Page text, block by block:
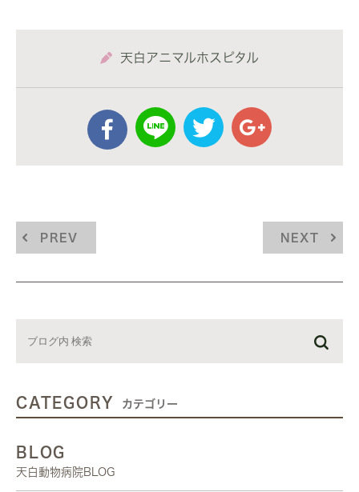
天白アニマルホスピタル
PREV NEXT
CATEGORY カテゴリー
BLOG
天白動物病院BLOG